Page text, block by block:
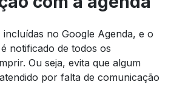
incluídas no Google Agenda, e o
notificado de todos os
Ou seja, evita que algum
por falta de comunicação